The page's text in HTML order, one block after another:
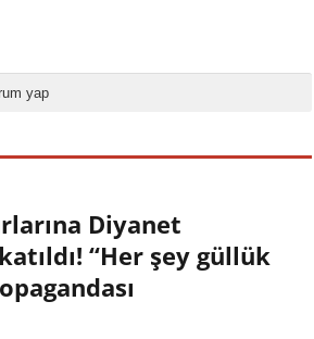
yap
Diyanet
“Her şey güllük